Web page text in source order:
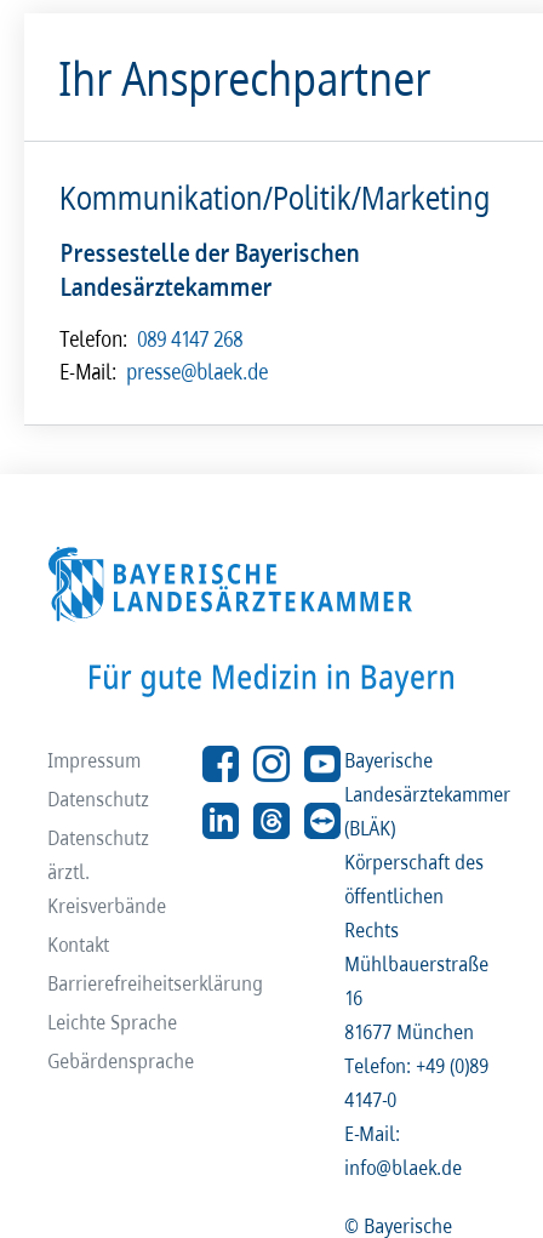
Ihr Ansprechpartner
Kommunikation/Politik/Marketing
Pressestelle der Bayerischen
Landesärztekammer
Telefon: 089 4147 268
E-Mail: presse@blaek.de
Impressum
Datenschutz
Datenschutz
ärztl.
Kreisverbände
Kontakt
Barrierefreiheitserklärung
Leichte Sprache
Gebärdensprache
Bayerische
Landesärztekammer
(BLÄK)
Körperschaft des
öffentlichen
Rechts
Mühlbauerstraße
16
81677 München
Telefon: +49 (0)89
4147-0
E-Mail:
info@blaek.de
© Bayerische